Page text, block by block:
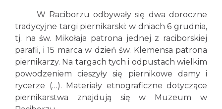
W Raciborzu odbywały się dwa doroczne
tradycyjne targi piernikarski: w dniach 6 grudnia,
tj. na św. Mikołaja patrona jednej z raciborskiej
parafii, i 15 marca w dzień św. Klemensa patrona
piernikarzy. Na targach tych i odpustach wielkim
powodzeniem cieszyły się piernikowe damy i
rycerze (…). Materiały etnograficzne dotyczące
piernikarstwa znajdują się w Muzeum w